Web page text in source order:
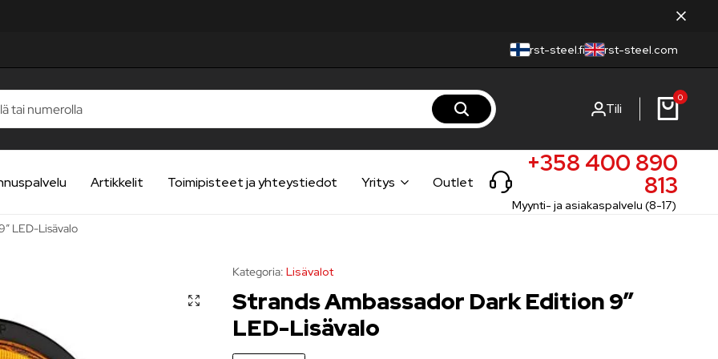
rst-steel.fi rst-steel.com
Tili
0
Artikkelit Toimipisteet ja yhteystiedot Yritys Outlet
+358 400 890
813
Myynti- ja asiakaspalvelu (8-17)
LED-Lisävalo
Kategoria: Lisävalot
Strands Ambassador Dark Edition 9″
LED-Lisävalo